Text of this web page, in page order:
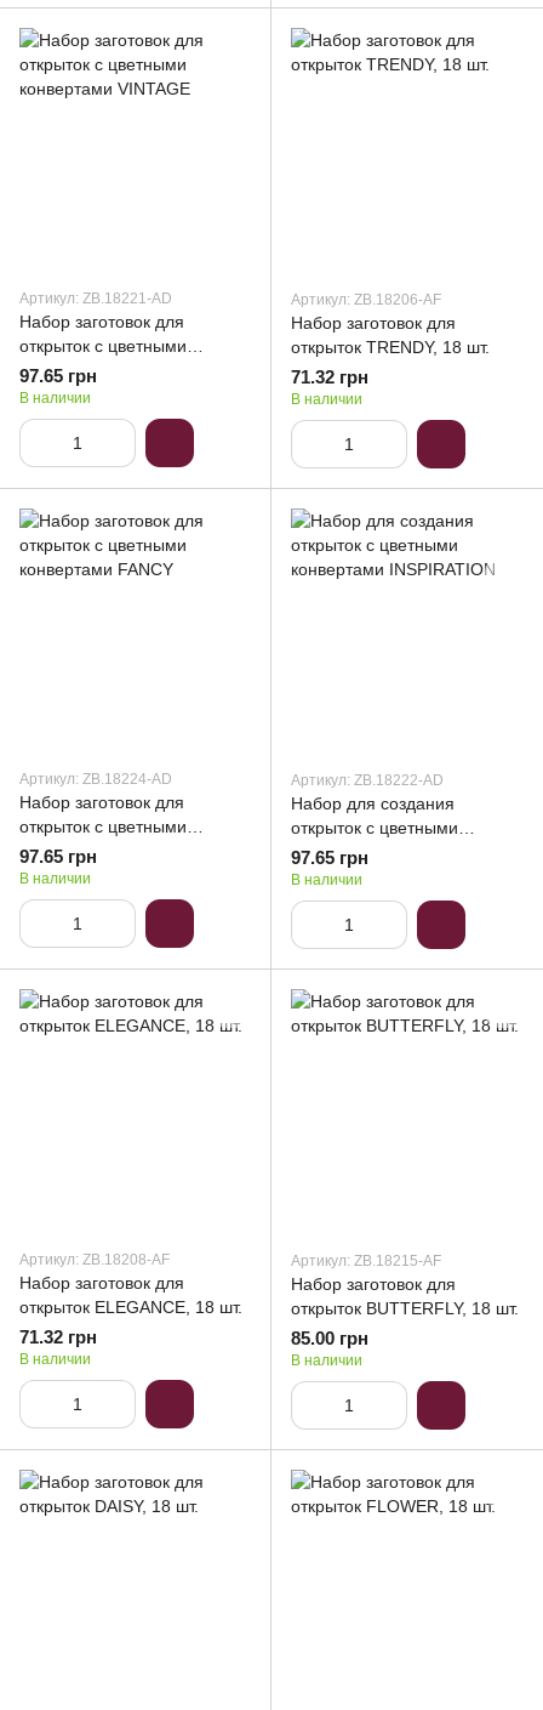
Артикул: ZB.18221-AD
Набор заготовок для
открыток с цветными
конвертами VINTAGE
97.65 грн
В наличии
Артикул: ZB.18206-AF
Набор заготовок для
открыток TRENDY, 18 шт.
71.32 грн
В наличии
Артикул: ZB.18224-AD
Набор заготовок для
открыток с цветными
конвертами FANCY
97.65 грн
В наличии
Артикул: ZB.18222-AD
Набор для создания
открыток с цветными
конвертами INSPIRATION
97.65 грн
В наличии
Артикул: ZB.18208-AF
Набор заготовок для
открыток ELEGANCE, 18 шт.
71.32 грн
В наличии
Артикул: ZB.18215-AF
Набор заготовок для
открыток BUTTERFLY, 18 шт.
85.00 грн
В наличии